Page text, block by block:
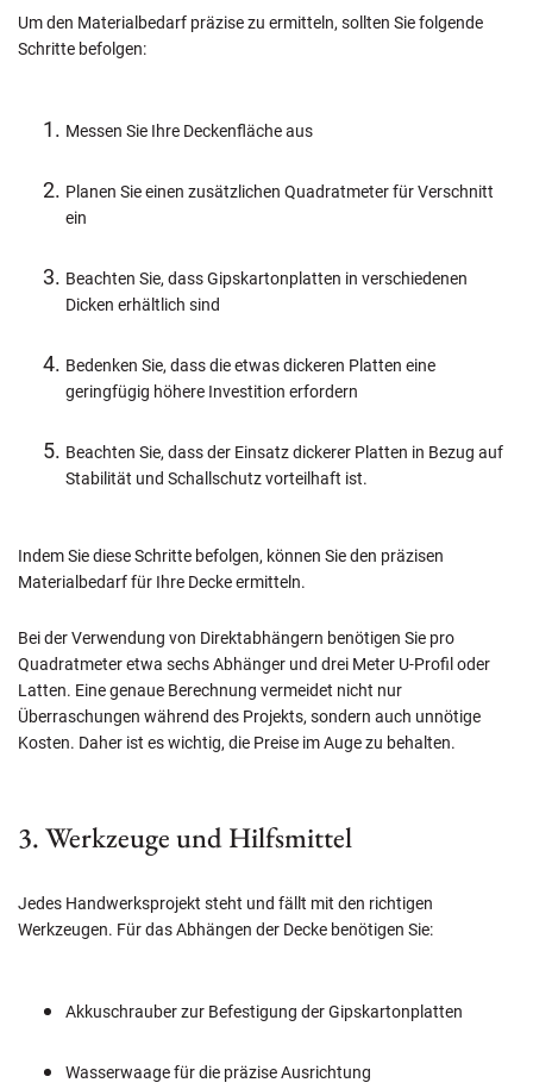
Um den Materialbedarf präzise zu ermitteln, sollten Sie folgende
Schritte befolgen:
Messen Sie Ihre Deckenfläche aus
Planen Sie einen zusätzlichen Quadratmeter für Verschnitt
ein
Beachten Sie, dass Gipskartonplatten in verschiedenen
Dicken erhältlich sind
Bedenken Sie, dass die etwas dickeren Platten eine
geringfügig höhere Investition erfordern
Beachten Sie, dass der Einsatz dickerer Platten in Bezug auf
Stabilität und Schallschutz vorteilhaft ist.
Indem Sie diese Schritte befolgen, können Sie den präzisen
Materialbedarf für Ihre Decke ermitteln.
Bei der Verwendung von Direktabhängern benötigen Sie pro
Quadratmeter etwa sechs Abhänger und drei Meter U-Profil oder
Latten. Eine genaue Berechnung vermeidet nicht nur
Überraschungen während des Projekts, sondern auch unnötige
Kosten. Daher ist es wichtig, die Preise im Auge zu behalten.
3. Werkzeuge und Hilfsmittel
Jedes Handwerksprojekt steht und fällt mit den richtigen
Werkzeugen. Für das Abhängen der Decke benötigen Sie:
Akkuschrauber zur Befestigung der Gipskartonplatten
Wasserwaage für die präzise Ausrichtung